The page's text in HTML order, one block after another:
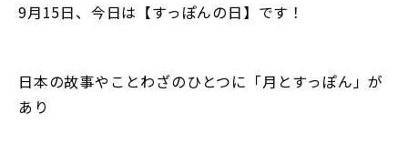
9月15日、今日は【すっぽんの日】です！
日本の故事やことわざのひとつに「月とすっぽん」が
あり